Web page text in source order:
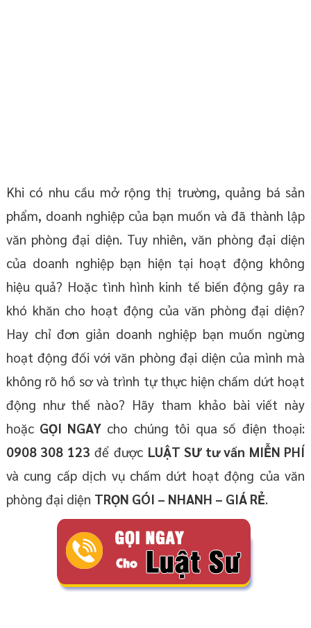
Khi có nhu cầu mở rộng thị trường, quảng bá sản
phẩm, doanh nghiệp của bạn muốn và đã thành lập
văn phòng đại diện. Tuy nhiên, văn phòng đại diện
của doanh nghiệp bạn hiện tại hoạt động không
hiệu quả? Hoặc tình hình kinh tế biến động gây ra
khó khăn cho hoạt động của văn phòng đại diện?
Hay chỉ đơn giản doanh nghiệp bạn muốn ngừng
hoạt động đối với văn phòng đại diện của mình mà
không rõ hồ sơ và trình tự thực hiện chấm dứt hoạt
động như thế nào? Hãy tham khảo bài viết này
hoặc GỌI NGAYcho chúng tôi qua số điện thoại:
0908 308 123 để được LUẬT SƯ tư vấn MIỄN PHÍ
và cung cấp dịch vụ chấm dứt hoạt động của văn
phòng đại diện TRỌN GÓI – NHANH – GIÁ RẺ.